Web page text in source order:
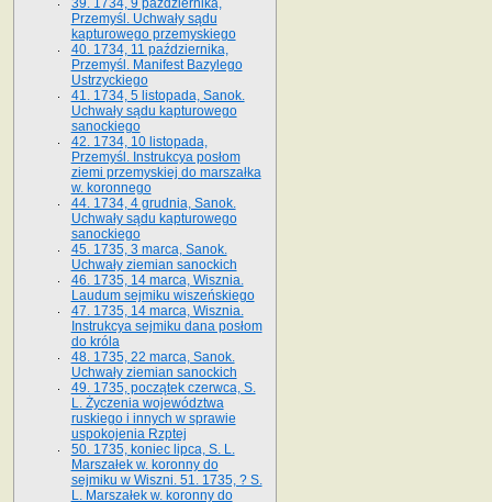
39. 1734, 9 października,
Przemyśl. Uchwały sądu
kapturowego przemyskiego
40. 1734, 11 października,
Przemyśl. Manifest Bazylego
Ustrzyckiego
41. 1734, 5 listopada, Sanok.
Uchwały sądu kapturowego
sanockiego
42. 1734, 10 listopada,
Przemyśl. Instrukcya posłom
ziemi przemyskiej do marszałka
w. koronnego
44. 1734, 4 grudnia, Sanok.
Uchwały sądu kapturowego
sanockiego
45. 1735, 3 marca, Sanok.
Uchwały ziemian sanockich
46. 1735, 14 marca, Wisznia.
Laudum sejmiku wiszeńskiego
47. 1735, 14 marca, Wisznia.
Instrukcya sejmiku dana posłom
do króla
48. 1735, 22 marca, Sanok.
Uchwały ziemian sanockich
49. 1735, początek czerwca, S.
L. Życzenia województwa
ruskiego i innych w sprawie
uspokojenia Rzptej
50. 1735, koniec lipca, S. L.
Marszałek w. koronny do
sejmiku w Wiszni. 51. 1735, ? S.
L. Marszałek w. koronny do